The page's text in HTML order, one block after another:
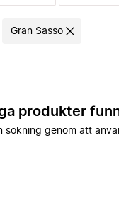
Gran Sasso
produkter
sökning genom att